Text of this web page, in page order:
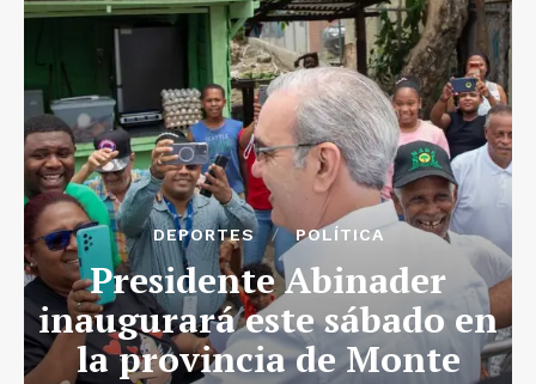
DEPORTES POLÍTICA
Presidente Abinader
inaugurará este sábado en
la provincia de Monte